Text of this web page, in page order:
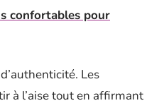
confortables pour
Les
à l’aise tout en affirmant